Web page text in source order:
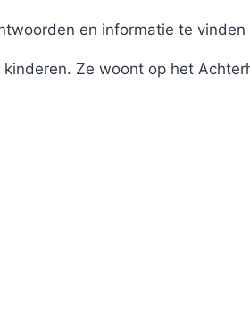
en informatie te
Ze woont op het